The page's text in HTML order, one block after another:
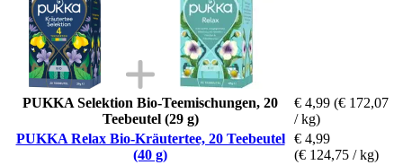
PUKKA Selektion Bio-Teemischungen, 20
Teebeutel (29 g)
€ 4,99 (€ 172,07
/ kg)
PUKKA Relax Bio-Kräutertee, 20 Teebeutel
(40 g)
€ 4,99
(€ 124,75 / kg)